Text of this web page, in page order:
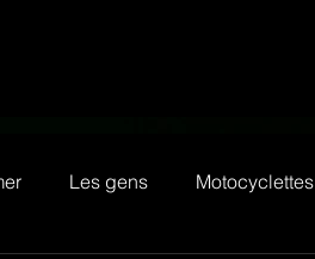
Les gens Motocyclettes